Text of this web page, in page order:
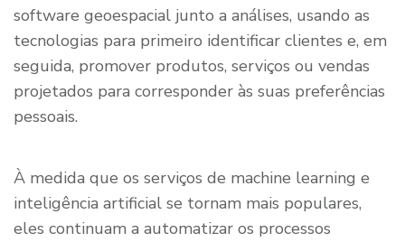
software geoespacial junto a análises, usando as
tecnologias para primeiro identificar clientes e, em
seguida, promover produtos, serviços ou vendas
projetados para corresponder às suas preferências
pessoais.
À medida que os serviços de machine learning e
inteligência artificial se tornam mais populares,
eles continuam a automatizar os processos